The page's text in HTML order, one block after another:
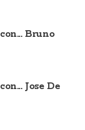
Bruno
Jose De